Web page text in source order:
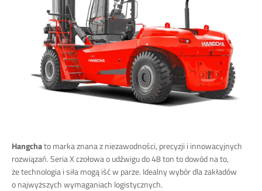
Hangchato marka znana z niezawodności, precyzji i innowacyjnych
rozwiązań. Seria X czołowa o udźwigu do 48 ton to dowód na to,
że technologia i siła mogą iść w parze. Idealny wybór dla zakładów
o najwyższych wymaganiach logistycznych.